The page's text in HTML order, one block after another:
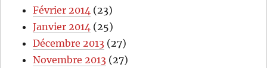
Février 2014 (23)
Janvier 2014 (25)
Décembre 2013 (27)
Novembre 2013 (27)